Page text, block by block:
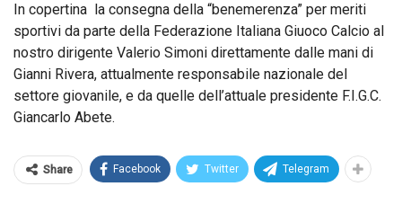
In copertina la consegna della “benemerenza” per meriti
sportivi da parte della Federazione Italiana Giuoco Calcio al
nostro dirigente Valerio Simoni direttamente dalle mani di
Gianni Rivera, attualmente responsabile nazionale del
settore giovanile, e da quelle dell’attuale presidente F.I.G.C.
Giancarlo Abete.
Share Facebook Twitter Telegram